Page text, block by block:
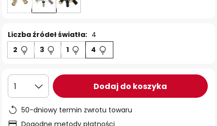
Liczba źródeł światła: 4
2
3 1 4
1 Dodaj do koszyka
50-dniowy termin zwrotu towaru
Dogodne metody płatności